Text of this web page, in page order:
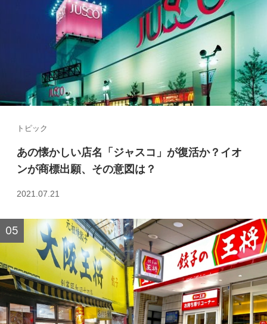
トピック
あの懐かしい店名「ジャスコ」が復活か？イオ
ンが商標出願、その意図は？
2021.07.21